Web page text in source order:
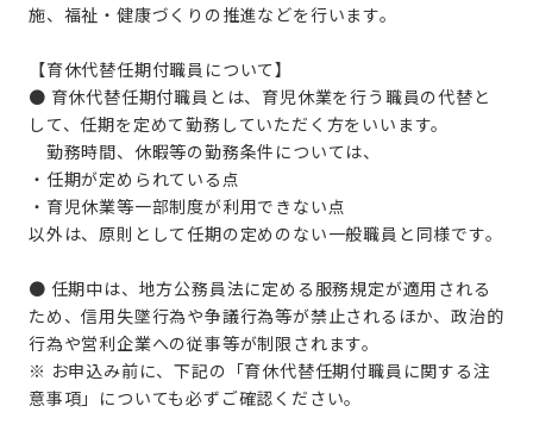
施、福祉・健康づくりの推進などを行います。
【育休代替任期付職員について】
● 育休代替任期付職員とは、育児休業を行う職員の代替と
して、任期を定めて勤務していただく方をいいます。
勤務時間、休暇等の勤務条件については、
・任期が定められている点
・育児休業等一部制度が利用できない点
以外は、原則として任期の定めのない一般職員と同様です。
● 任期中は、地方公務員法に定める服務規定が適用される
ため、信用失墜行為や争議行為等が禁止されるほか、政治的
行為や営利企業への従事等が制限されます。
※ お申込み前に、下記の「育休代替任期付職員に関する注
意事項」についても必ずご確認ください。